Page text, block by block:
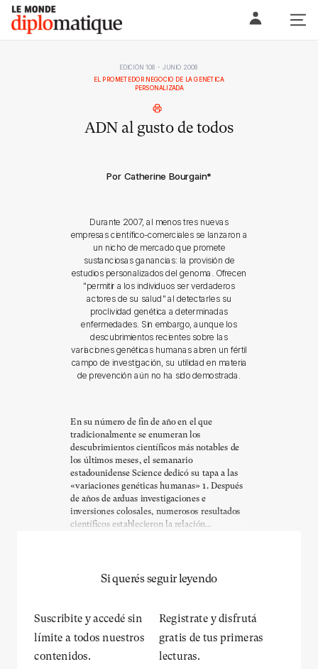
Skip
content
Le monde diplomatique
EDICIÓN 108 - JUNIO 2008
EL PROMETEDOR NEGOCIO DE LA GENÉTICA
PERSONALIZADA
ADN al gusto de todos
Por Catherine Bourgain*
Durante 2007, al menos tres nuevas
empresas científico-comerciales se lanzaron a
un nicho de mercado que promete
sustanciosas ganancias: la provisión de
estudios personalizados del genoma. Ofrecen
"permitir a los individuos ser verdaderos
actores de su salud" al detectarles su
proclividad genética a determinadas
enfermedades. Sin embargo, aunque los
descubrimientos recientes sobre las
variaciones genéticas humanas abren un fértil
campo de investigación, su utilidad en materia
de prevención aún no ha sido demostrada.
En su número de fin de año en el que
tradicionalmente se enumeran los
descubrimientos científicos más notables de
los últimos meses, el semanario
estadounidense Science dedicó su tapa a las
«variaciones genéticas humanas» 1. Después
de años de arduas investigaciones e
inversiones colosales, numerosos resultados
científicos establecieron la relación...
Si querés seguir leyendo
Suscribite y accedé sin
límite a todos nuestros
contenidos.
Registrate y disfrutá
gratis de tus primeras
lecturas.